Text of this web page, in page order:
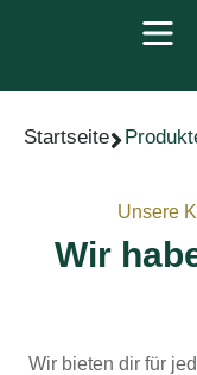
Startseite
Unsere
Wir
Wir bieten dir für